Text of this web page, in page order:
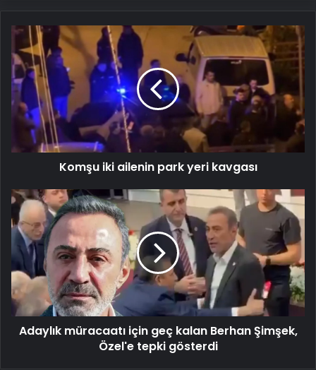
Komşu
iki
ailenin
park
yeri
kavgası
Komşu iki ailenin park yeri kavgası
Adaylık
müracaatı
için
geç
kalan
Berhan
Şimşek,
Özel'e
tepki
gösterdi
Adaylık müracaatı için geç kalan Berhan Şimşek,
Özel'e tepki gösterdi